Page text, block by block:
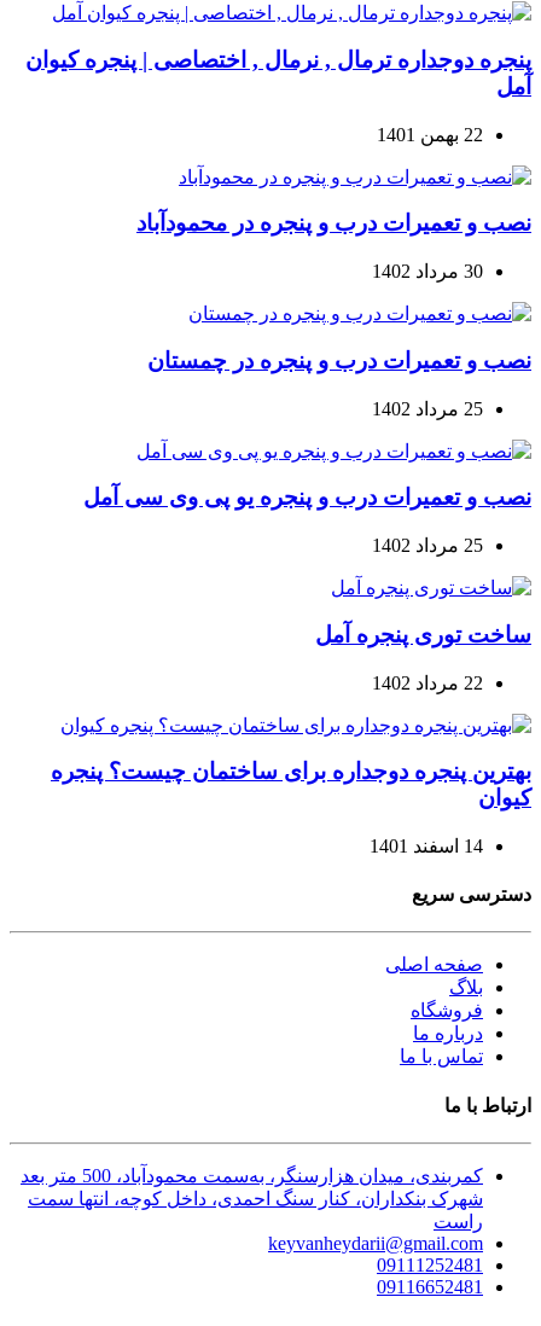
پنجره دوجداره ترمال , نرمال , اختصاصی | پنجره کیوان
آمل
22 بهمن 1401
نصب و تعمیرات درب و پنجره در محمودآباد
30 مرداد 1402
نصب و تعمیرات درب و پنجره در چمستان
25 مرداد 1402
نصب و تعمیرات درب و پنجره یو پی وی سی آمل
25 مرداد 1402
ساخت توری پنجره آمل
22 مرداد 1402
بهترین پنجره دوجداره برای ساختمان چیست؟ پنجره
کیوان
14 اسفند 1401
دسترسی سریع
صفحه اصلی
بلاگ
فروشگاه
درباره ما
تماس با ما
ارتباط با ما
کمربندی، میدان هزارسنگر، به‌سمت محمودآباد، 500 متر بعد
شهرک بنکداران، کنار سنگ احمدی، داخل کوچه، انتها سمت
راست
keyvanheydarii@gmail.com
09111252481
09116652481